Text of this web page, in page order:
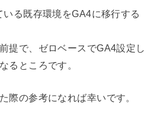
る既存環境をGA4に移行する
提で、ゼロベースでGA4設定し
るところです。
際の参考になれば幸いです。